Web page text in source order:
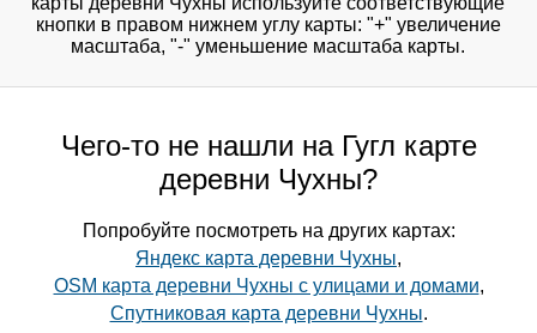
кнопки в правом нижнем углу карты: "+" увеличение
масштаба, "-" уменьшение масштаба карты.
Чего-то не нашли на Гугл карте
деревни Чухны?
Попробуйте посмотреть на других картах:
Яндекс карта деревни Чухны,
OSM карта деревни Чухны с улицами и домами,
Спутниковая карта деревни Чухны.